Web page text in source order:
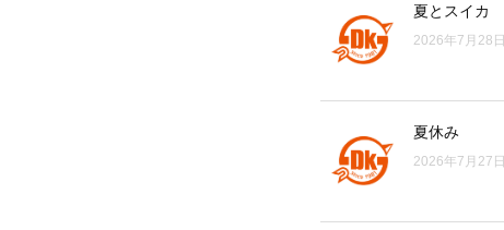
夏とスイカ
2026年7月28日
夏休み
2026年7月27日